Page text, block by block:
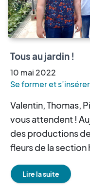
Tous au jardin !
10 mai 2022
Se former et s’insérer
Valentin, Thomas,
vous attendent !
des productions
fleurs de la section
Lire la suite